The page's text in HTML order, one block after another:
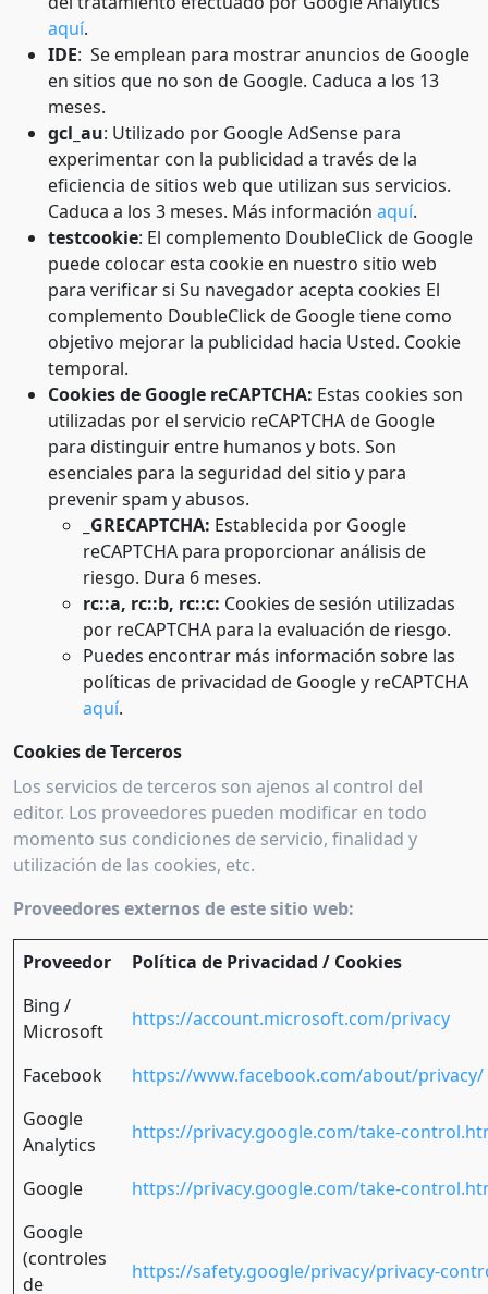
aquí.
IDE: Se emplean para mostrar anuncios de Google
en sitios que no son de Google. Caduca a los 13
meses.
gcl_au: Utilizado por Google AdSense para
experimentar con la publicidad a través de la
eficiencia de sitios web que utilizan sus servicios.
Caduca a los 3 meses. Más información aquí.
testcookie: El complemento DoubleClick de Google
puede colocar esta cookie en nuestro sitio web
para verificar si Su navegador acepta cookies El
complemento DoubleClick de Google tiene como
objetivo mejorar la publicidad hacia Usted. Cookie
temporal.
Cookies de Google reCAPTCHA: Estas cookies son
utilizadas por el servicio reCAPTCHA de Google
para distinguir entre humanos y bots. Son
esenciales para la seguridad del sitio y para
prevenir spam y abusos.
_GRECAPTCHA: Establecida por Google
reCAPTCHA para proporcionar análisis de
riesgo. Dura 6 meses.
rc::a, rc::b, rc::c: Cookies de sesión utilizadas
por reCAPTCHA para la evaluación de riesgo.
Puedes encontrar más información sobre las
políticas de privacidad de Google y reCAPTCHA
aquí.
Cookies de Terceros
Los servicios de terceros son ajenos al control del
editor. Los proveedores pueden modificar en todo
momento sus condiciones de servicio, finalidad y
utilización de las cookies, etc.
Proveedores externos de este sitio web:
Proveedor
Política de Privacidad / Cookies
Bing /
Microsoft
https://account.microsoft.com/privacy
Facebook
https://www.facebook.com/about/privacy/
Google
Analytics
https://privacy.google.com/take-
Google
https://privacy.google.com/take-
Google
(controles
de
https://safety.google/privacy/privacy-